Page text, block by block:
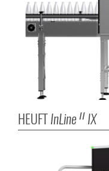
HEUFTInLine II IX